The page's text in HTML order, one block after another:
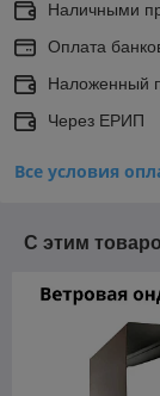
Наличными
Оплата
Наложенный
Через ЕРИП
Все условия
С этим